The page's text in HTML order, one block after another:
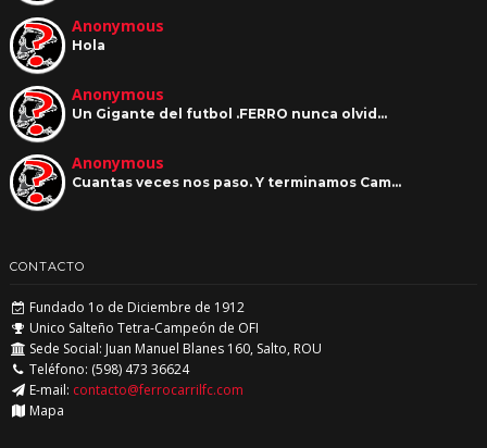
Anonymous
Hola
Anonymous
Un Gigante del futbol .FERRO nunca olvid…
Anonymous
Cuantas veces nos paso. Y terminamos Cam…
CONTACTO
Fundado 1o de Diciembre de 1912
Unico Salteño Tetra-Campeón de OFI
Sede Social: Juan Manuel Blanes 160, Salto, ROU
Teléfono: (598) 473 36624
E-mail: contacto@ferrocarrilfc.com
Mapa